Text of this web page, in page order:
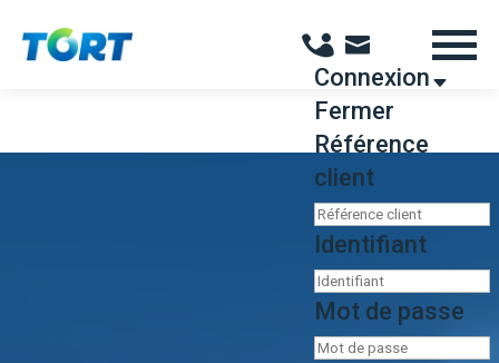
Connexion
Fermer
Référence
client
Identifiant
Mot de passe